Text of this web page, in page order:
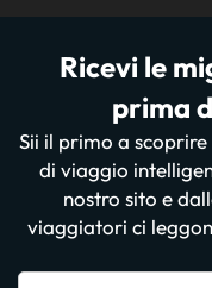
Ricevi le
prima
Sii il primo a
di viaggio
nostro sito e
viaggiatori ci